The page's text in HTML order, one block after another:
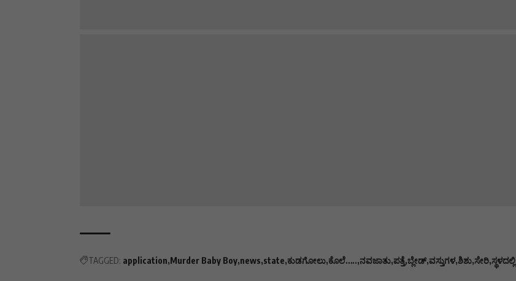
TAGGED: application Murder Baby Boy news state ಕುಡಗೋಲು ಕೊಲೆ….. ನವಜಾತು ಪತ್ತೆ ಬ್ಲೇಡ್ ವಸ್ತುಗಳ ಶಿಶು ಸೇರಿ ಸ್ಥಳದಲ್ಲಿ